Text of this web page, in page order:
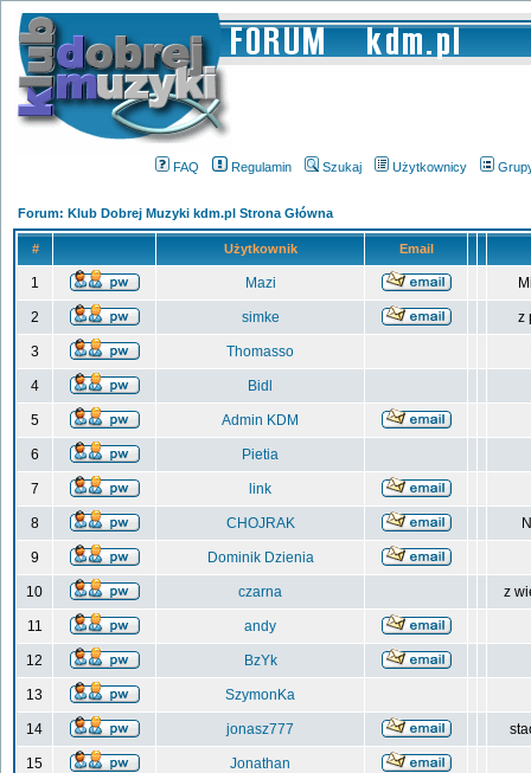
FAQ Regulamin Szukaj Użytkownicy
Forum: Klub Dobrej Muzyki kdm.pl Strona Główna
# Użytkownik Email
1 Mazi
2 simke z
3 Thomasso
4 Bidl
5 Admin KDM
6 Pietia
7 link
8 CHOJRAK
9 Dominik Dzienia
10 czarna z
11 andy
12 BzYk
13 SzymonKa
14 jonasz777
15 Jonathan